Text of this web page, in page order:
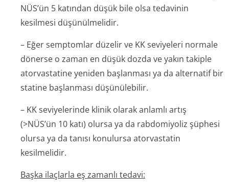
NÜS’ün 5 katından düşük bile olsa tedavinin
kesilmesi düşünülmelidir.
– Eğer semptomlar düzelir ve KK seviyeleri normale
dönerse o zaman en düşük dozda ve yakın takiple
atorvastatine yeniden başlanması ya da alternatif bir
statine başlanması düşünülebilir.
– KK seviyelerinde klinik olarak anlamlı artış
(>NÜS’ün 10 katı) olursa ya da rabdomiyoliz şüphesi
olursa ya da tanısı konulursa atorvastatin
kesilmelidir.
Başka ilaçlarla eş zamanlı tedavi: